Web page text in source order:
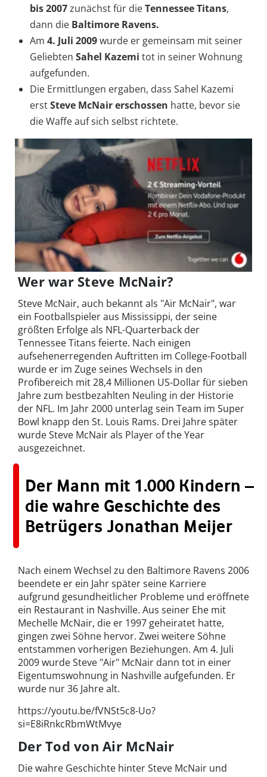
bis 2007zunächst für dieTennessee Titans,
dann die Baltimore Ravens.
Am 4. Juli 2009wurde er gemeinsam mit seiner
Geliebten Sahel Kazemi tot in seiner Wohnung
aufgefunden.
Die Ermittlungen ergaben, dass Sahel Kazemi
erstSteve McNair erschossen hatte, bevor sie
die Waffe auf sich selbst richtete.
Wer war Steve McNair?
Steve McNair, auch bekannt als "Air McNair", war
ein Footballspieler aus Mississippi, der seine
größten Erfolge als NFL-Quarterback der
Tennessee Titans feierte. Nach einigen
aufsehenerregenden Auftritten im College-Football
wurde er im Zuge seines Wechsels in den
Profibereich mit 28,4 Millionen US-Dollar für sieben
Jahre zum bestbezahlten Neuling in der Historie
der NFL. Im Jahr 2000 unterlag sein Team im Super
Bowl knapp den St. Louis Rams. Drei Jahre später
wurde Steve McNair als Player of the Year
ausgezeichnet.
Der Mann mit 1.000 Kindern –
die wahre Geschichte des
Betrügers Jonathan Meijer
Nach einem Wechsel zu den Baltimore Ravens 2006
beendete er ein Jahr später seine Karriere
aufgrund gesundheitlicher Probleme und eröffnete
ein Restaurant in Nashville. Aus seiner Ehe mit
Mechelle McNair, die er 1997 geheiratet hatte,
gingen zwei Söhne hervor. Zwei weitere Söhne
entstammen vorherigen Beziehungen. Am 4. Juli
2009 wurde Steve "Air" McNair dann tot in einer
Eigentumswohnung in Nashville aufgefunden. Er
wurde nur 36 Jahre alt.
https://youtu.be/fVNSt5c8-Uo?
si=E8iRnkcRbmWtMvye
Der Tod von Air McNair
Die wahre Geschichte hinter Steve McNair und